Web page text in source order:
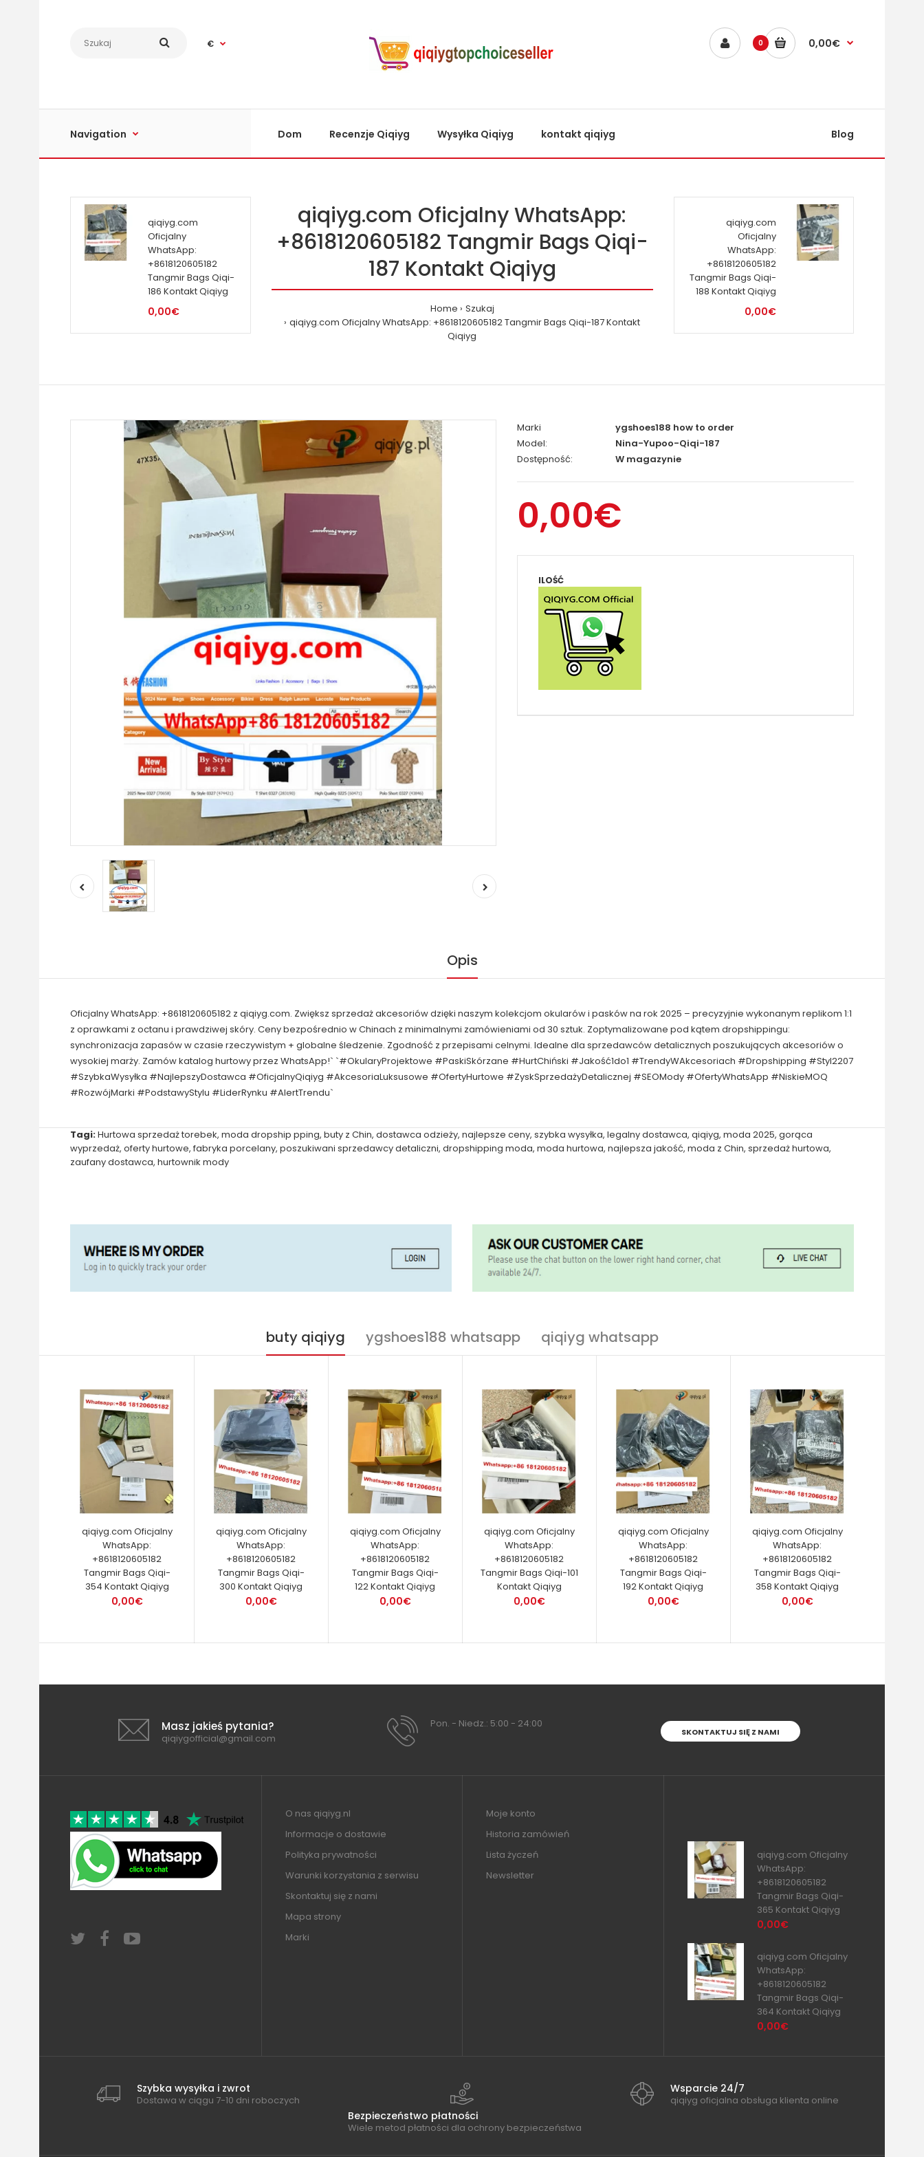
€ 0 0,00€
Navigation Dom Recenzje Qiqiyg Wysyłka Qiqiyg kontakt qiqiyg Blog
qiqiyg.com
Oficjalny
WhatsApp:
+8618120605182
Tangmir Bags Qiqi-
186 Kontakt Qiqiyg
0,00€
qiqiyg.com Oficjalny WhatsApp:
+8618120605182 Tangmir Bags Qiqi-
187 Kontakt Qiqiyg
Home
Szukaj
qiqiyg.com Oficjalny WhatsApp: +8618120605182 Tangmir Bags Qiqi-187 Kontakt
Qiqiyg
qiqiyg.com
Oficjalny
WhatsApp:
+8618120605182
Tangmir Bags Qiqi-
188 Kontakt Qiqiyg
0,00€
Marki
ygshoes188 how to order
Model:
Nina-Yupoo-Qiqi-187
Dostępność:
W magazynie
0,00€
ILOŚĆ
Opis
Oficjalny WhatsApp: +8618120605182 z qiqiyg.com. Zwiększ sprzedaż akcesoriów dzięki naszym kolekcjom okularów i pasków na rok 2025 – precyzyjnie wykonanym replikom 1:1
z oprawkami z octanu i prawdziwej skóry. Ceny bezpośrednio w Chinach z minimalnymi zamówieniami od 30 sztuk. Zoptymalizowane pod kątem dropshippingu:
synchronizacja zapasów w czasie rzeczywistym + globalne śledzenie. Zgodność z przepisami celnymi. Idealne dla sprzedawców detalicznych poszukujących akcesoriów o
wysokiej marży. Zamów katalog hurtowy przez WhatsApp!` `#OkularyProjektowe #PaskiSkórzane #HurtChiński #Jakość1do1 #TrendyWAkcesoriach #Dropshipping #Styl2207
#SzybkaWysyłka #NajlepszyDostawca #OficjalnyQiqiyg #AkcesoriaLuksusowe #OfertyHurtowe #ZyskSprzedażyDetalicznej #SEOMody #OfertyWhatsApp #NiskieMOQ
#RozwójMarki #PodstawyStylu #LiderRynku #AlertTrendu`
Tagi:Hurtowa sprzedaż torebek, moda dropship pping, buty z Chin, dostawca odzieży, najlepsze ceny, szybka wysyłka, legalny dostawca, qiqiyg, moda 2025, gorąca
wyprzedaż, oferty hurtowe, fabryka porcelany, poszukiwani sprzedawcy detaliczni, dropshipping moda, moda hurtowa, najlepsza jakość, moda z Chin, sprzedaż hurtowa,
zaufany dostawca, hurtownik mody
buty qiqiyg ygshoes188 whatsapp qiqiyg whatsapp
qiqiyg.com Oficjalny
WhatsApp:
+8618120605182
Tangmir Bags Qiqi-
354 Kontakt Qiqiyg
0,00€
qiqiyg.com Oficjalny
WhatsApp:
+8618120605182
Tangmir Bags Qiqi-
300 Kontakt Qiqiyg
0,00€
qiqiyg.com Oficjalny
WhatsApp:
+8618120605182
Tangmir Bags Qiqi-
122 Kontakt Qiqiyg
0,00€
qiqiyg.com Oficjalny
WhatsApp:
+8618120605182
Tangmir Bags Qiqi-101
Kontakt Qiqiyg
0,00€
qiqiyg.com Oficjalny
WhatsApp:
+8618120605182
Tangmir Bags Qiqi-
192 Kontakt Qiqiyg
0,00€
qiqiyg.com Oficjalny
WhatsApp:
+8618120605182
Tangmir Bags Qiqi-
358 Kontakt Qiqiyg
0,00€
Masz jakieś pytania?
qiqiygofficial@gmail.com
Pon. - Niedz.: 5:00 - 24:00
SKONTAKTUJ SIĘ Z NAMI
O nas qiqiyg.nl
Informacje o dostawie
Polityka prywatności
Warunki korzystania z serwisu
Skontaktuj się z nami
Mapa strony
Marki
Moje konto
Historia zamówień
Lista życzeń
Newsletter
qiqiyg.com Oficjalny
WhatsApp:
+8618120605182
Tangmir Bags Qiqi-
365 Kontakt Qiqiyg
0,00€
qiqiyg.com Oficjalny
WhatsApp:
+8618120605182
Tangmir Bags Qiqi-
364 Kontakt Qiqiyg
0,00€
Szybka wysyłka i zwrot
Dostawa w ciągu 7-10 dni roboczych
Bezpieczeństwo płatności
Wiele metod płatności dla ochrony bezpieczeństwa
Wsparcie 24/7
qiqiyg oficjalna obsługa klienta online